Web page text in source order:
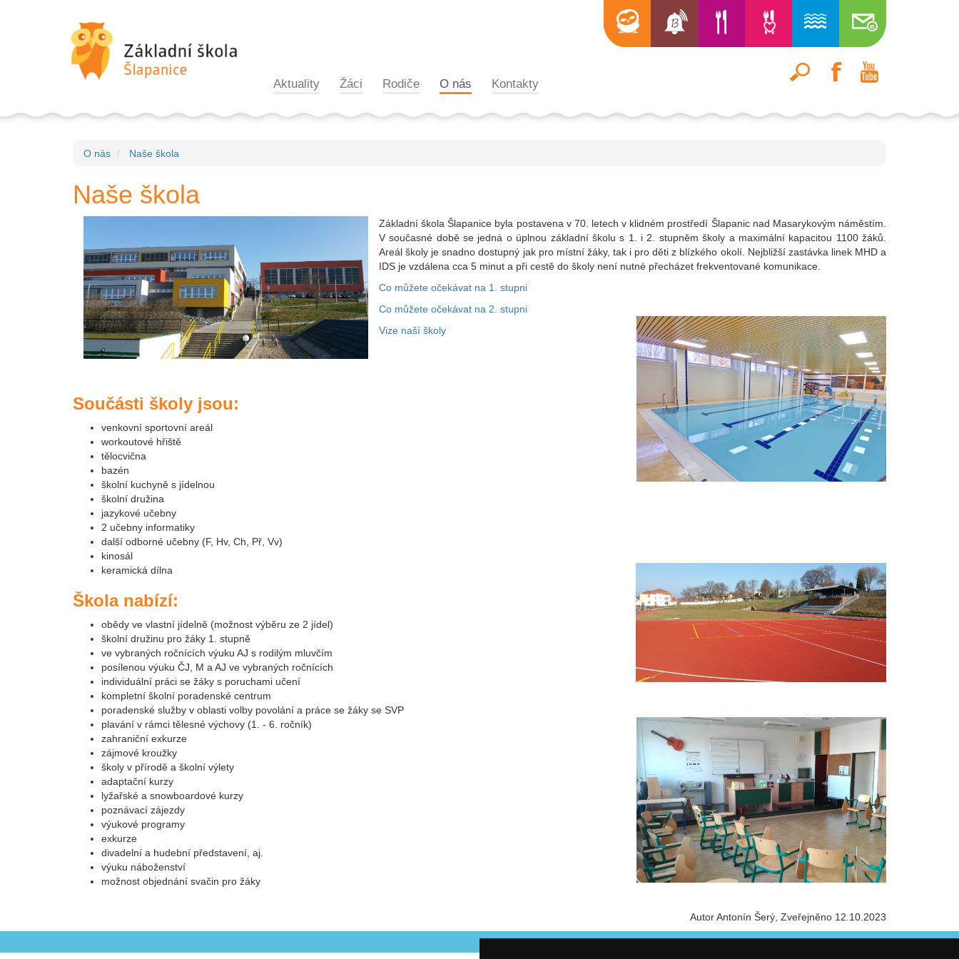
Aktuality Žáci Rodiče O nás Kontakty
O nás Naše škola
Naše škola
Základní škola Šlapanice byla postavena v 70. letech v klidném prostředí Šlapanic nad Masarykovým náměstím.
V současné době se jedná o úplnou základní školu s 1. i 2. stupněm školy a maximální kapacitou 1100 žáků.
Areál školy je snadno dostupný jak pro místní žáky, tak i pro děti z blízkého okolí. Nejbližší zastávka linek MHD a
IDS je vzdálena cca 5 minut a při cestě do školy není nutné přecházet frekventované komunikace.
Co můžete očekávat na 1. stupni
Co můžete očekávat na 2. stupni
Vize naší školy
Součásti školy jsou:
venkovní sportovní areál
workoutové hřiště
tělocvična
bazén
školní kuchyně s jídelnou
školní družina
jazykové učebny
2 učebny informatiky
další odborné učebny (F, Hv, Ch, Př, Vv)
kinosál
keramická dílna
Škola nabízí:
obědy ve vlastní jídelně (možnost výběru ze 2 jídel)
školní družinu pro žáky 1. stupně
ve vybraných ročnících výuku AJ s rodilým mluvčím
posílenou výuku ČJ, M a AJ ve vybraných ročnících
individuální práci se žáky s poruchami učení
kompletní školní poradenské centrum
poradenské služby v oblasti volby povolání a práce se žáky se SVP
plavání v rámci tělesné výchovy (1. - 6. ročník)
zahraniční exkurze
zájmové kroužky
školy v přírodě a školní výlety
adaptační kurzy
lyžařské a snowboardové kurzy
poznávací zájezdy
výukové programy
exkurze
divadelní a hudební představení, aj.
výuku náboženství
možnost objednání svačin pro žáky
Autor Antonín Šerý Zveřejněno 12.10.2023